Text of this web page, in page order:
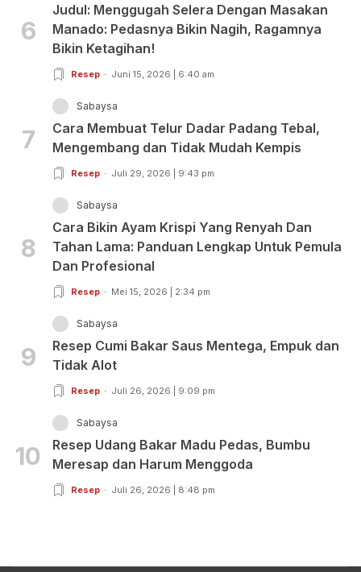
6
Judul: Menggugah Selera Dengan Masakan
Manado: Pedasnya Bikin Nagih, Ragamnya
Bikin Ketagihan!
Resep Juni 15, 2026 | 6:40 am
7
Sabaysa
Cara Membuat Telur Dadar Padang Tebal,
Mengembang dan Tidak Mudah Kempis
Resep Juli 29, 2026 | 9:43 pm
8
Sabaysa
Cara Bikin Ayam Krispi Yang Renyah Dan
Tahan Lama: Panduan Lengkap Untuk Pemula
Dan Profesional
Resep Mei 15, 2026 | 2:34 pm
9
Sabaysa
Resep Cumi Bakar Saus Mentega, Empuk dan
Tidak Alot
Resep Juli 26, 2026 | 9:09 pm
10
Sabaysa
Resep Udang Bakar Madu Pedas, Bumbu
Meresap dan Harum Menggoda
Resep Juli 26, 2026 | 8:48 pm